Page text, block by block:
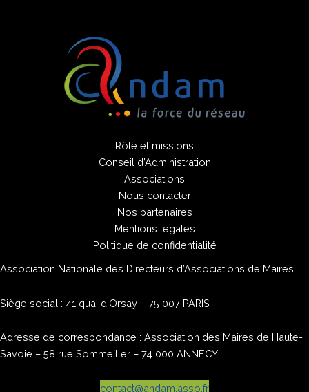
Rôle et missions
Conseil d’Administration
Associations
Nous contacter
Nos partenaires
Mentions légales
Politique de confidentialité
Association Nationale des Directeurs d’Associations de Maires
Siège social : 41 quai d’Orsay – 75 007 PARIS
Adresse de correspondance : Association des Maires de Haute-
Savoie – 58 rue Sommeiller – 74 000 ANNECY
contact@andam.asso.fr